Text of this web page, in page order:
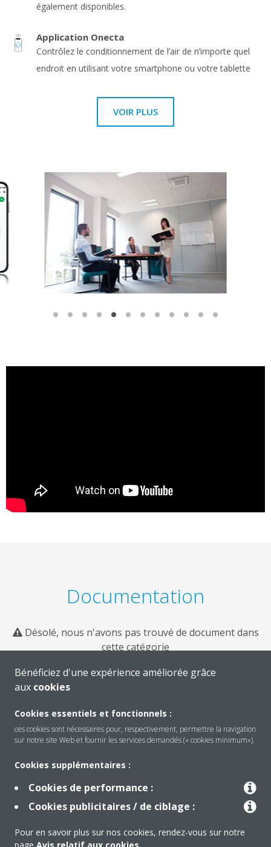
également disponibles.
Application Onecta
Contrôlez le conditionnement de l’air de n’importe quel
endroit en utilisant votre smartphone ou votre tablette
VOIR PLUS
Documentation
Désolé, nous n'avons pas trouvé de document dans
cette catégorie
Produits
Bénéficiez d'une expérience améliorée grâce
aux cookies
Cookies essentiels et fonctionnels :
ces cookies sont nécessaires pour, respectivement, permettre la navigation
sur notre site Web et fournir les services demandés (« cookies minimum»).
Cookies supplémentaires :
Cookies de performance :
Cookies publicitaires / de ciblage :
Pour en savoir plus sur nos cookies, rendez-vous sur notre